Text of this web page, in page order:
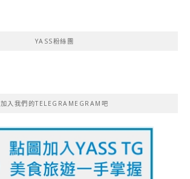
YASS粉絲團
加入我們的TELEGRAMEGRAM吧